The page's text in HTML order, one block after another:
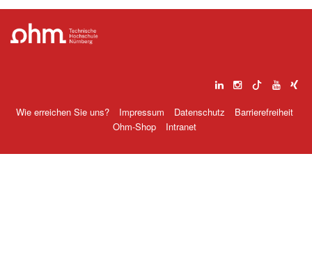
Wie erreichen Sie uns? Impressum Datenschutz
Barrierefreiheit
Ohm-Shop
Intranet